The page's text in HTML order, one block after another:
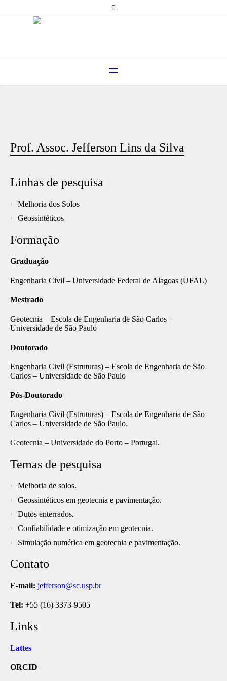
Prof. Assoc. Jefferson Lins da Silva
Linhas de pesquisa
Melhoria dos Solos
Geossintéticos
Formação
Graduação
Engenharia Civil – Universidade Federal de Alagoas (UFAL)
Mestrado
Geotecnia – Escola de Engenharia de São Carlos –
Universidade de São Paulo
Doutorado
Engenharia Civil (Estruturas) – Escola de Engenharia de São
Carlos – Universidade de São Paulo
Pós-Doutorado
Engenharia Civil (Estruturas) – Escola de Engenharia de São
Carlos – Universidade de São Paulo.
Geotecnia – Universidade do Porto – Portugal.
Temas de pesquisa
Melhoria de solos.
Geossintéticos em geotecnia e pavimentação.
Dutos enterrados.
Confiabilidade e otimização em geotecnia.
Simulação numérica em geotecnia e pavimentação.
Contato
E-mail: jefferson@sc.usp.br
Tel: +55 (16) 3373-9505
Links
Lattes
ORCID